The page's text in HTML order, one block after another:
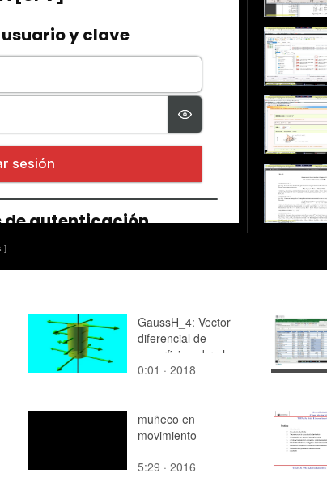
]
GaussH_4: Vector
diferencial de
superficie sobre la
superficie en la que se
conductor infinito
0:01 · 2018
muñeco en
movimiento
5:29 · 2016